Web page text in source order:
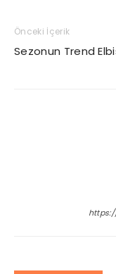
Önceki İçerik
Sezonun Trend